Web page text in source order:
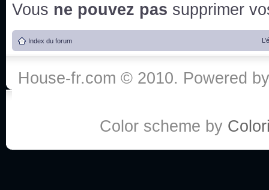
Vous ne pouvez pas supprimer
Index du forum
House-fr.com © 2010. Powered
Color scheme by